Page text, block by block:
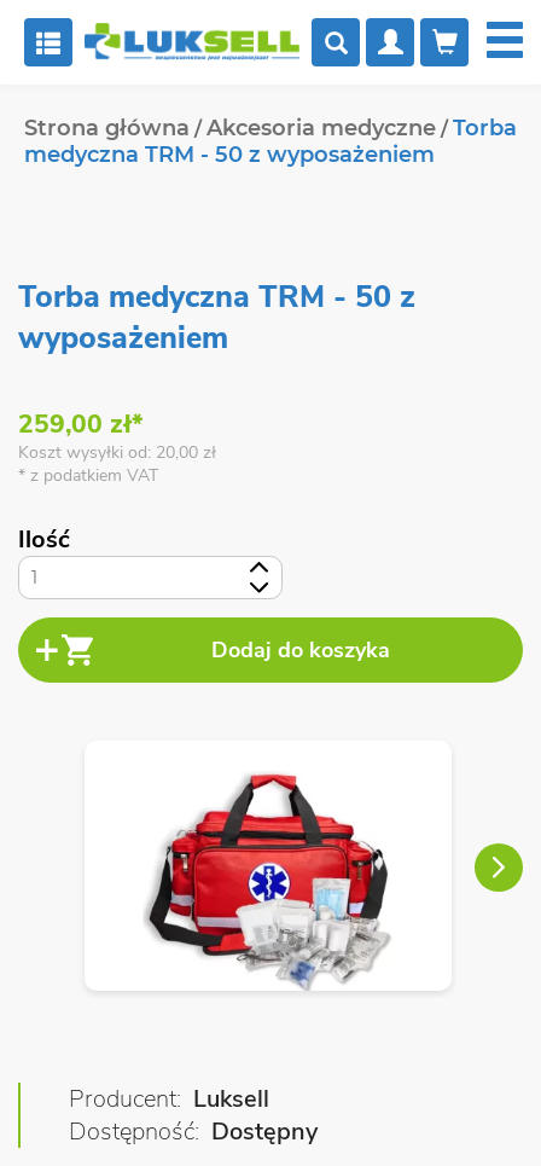
 
Strona główna Akcesoria medyczne
Torba
medyczna TRM - 50 z wyposażeniem
Torba medyczna TRM - 50 z
wyposażeniem
259,00 zł*
Koszt wysyłki od: 20,00 zł
* z podatkiem VAT
Ilość
Next
Producent Luksell
Dostępność Dostępny